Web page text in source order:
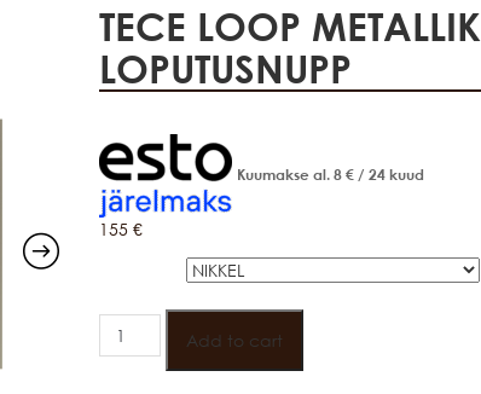
TECE LOOP METALLIK
LOPUTUSNUPP
Kuumakse al. 8 € / 24 kuud
155 €
TECE
LOOP
METALLIK
Add to cart